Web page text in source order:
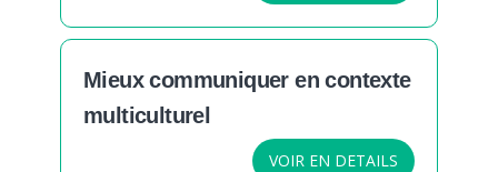
Mieux communiquer en contexte
multiculturel
VOIR EN DETAILS